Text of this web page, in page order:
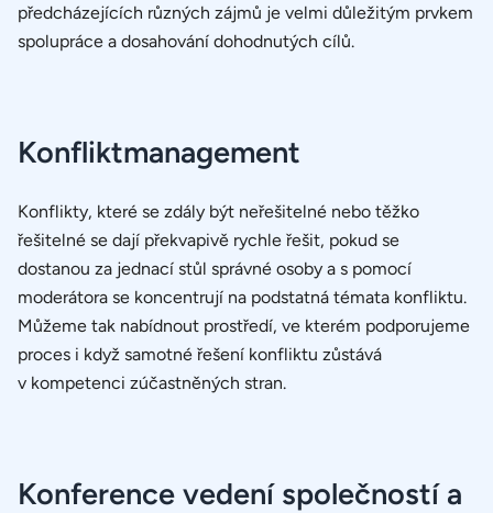
předcházejících různých zájmů je velmi důležitým prvkem
spolupráce a dosahování dohodnutých cílů.
Konfliktmanagement
Konflikty, které se zdály být neřešitelné nebo těžko
řešitelné se dají překvapivě rychle řešit, pokud se
dostanou za jednací stůl správné osoby a s pomocí
moderátora se koncentrují na podstatná témata konfliktu.
Můžeme tak nabídnout prostředí, ve kterém podporujeme
proces i když samotné řešení konfliktu zůstává
v kompetenci zúčastněných stran.
Konference vedení společností a